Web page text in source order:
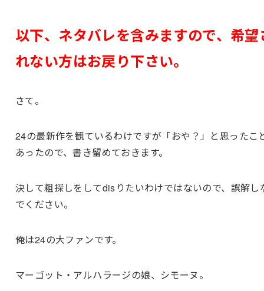
以下、ネタバレを含みますので、希望
れない方はお戻り下さい。
さて。
24の最新作を観ているわけですが「おや？」と思ったこ
あったので、書き留めておきます。
決して粗探しをしてdisりたいわけではないので、誤解し
でください。
俺は24の大ファンです。
マーゴット・アルハラージの娘、シモーヌ。